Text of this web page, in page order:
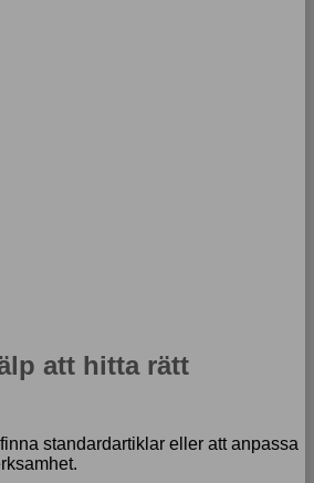
att hitta rätt
standardartiklar eller att anpassa